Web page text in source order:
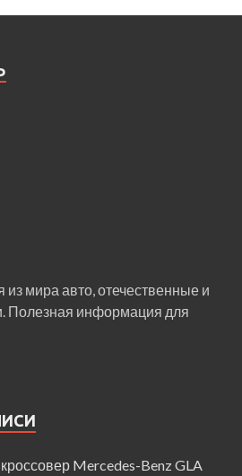
мира авто, отечественные и
Полезная информация для
Mercedes-Benz GLA